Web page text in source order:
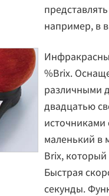
например, в
%Brix.
различными
двадцатью
источниками
маленький в
Brix,
Быстрая
секунды.